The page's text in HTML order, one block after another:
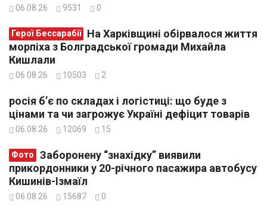
06.08.26 9531 0
Герої Бессарабії
морпіха з Болградської громади Михайла
Кишлали
06.08.26 10503 2
росія б’є по складах і логістиці: що буде з
цінами та чи загрожує Україні дефіцит товарів
06.08.26 12069 15
Фото
прикордонники у 20-річного пасажира автобусу
Кишинів-Ізмаїл
06.08.26 15687 0